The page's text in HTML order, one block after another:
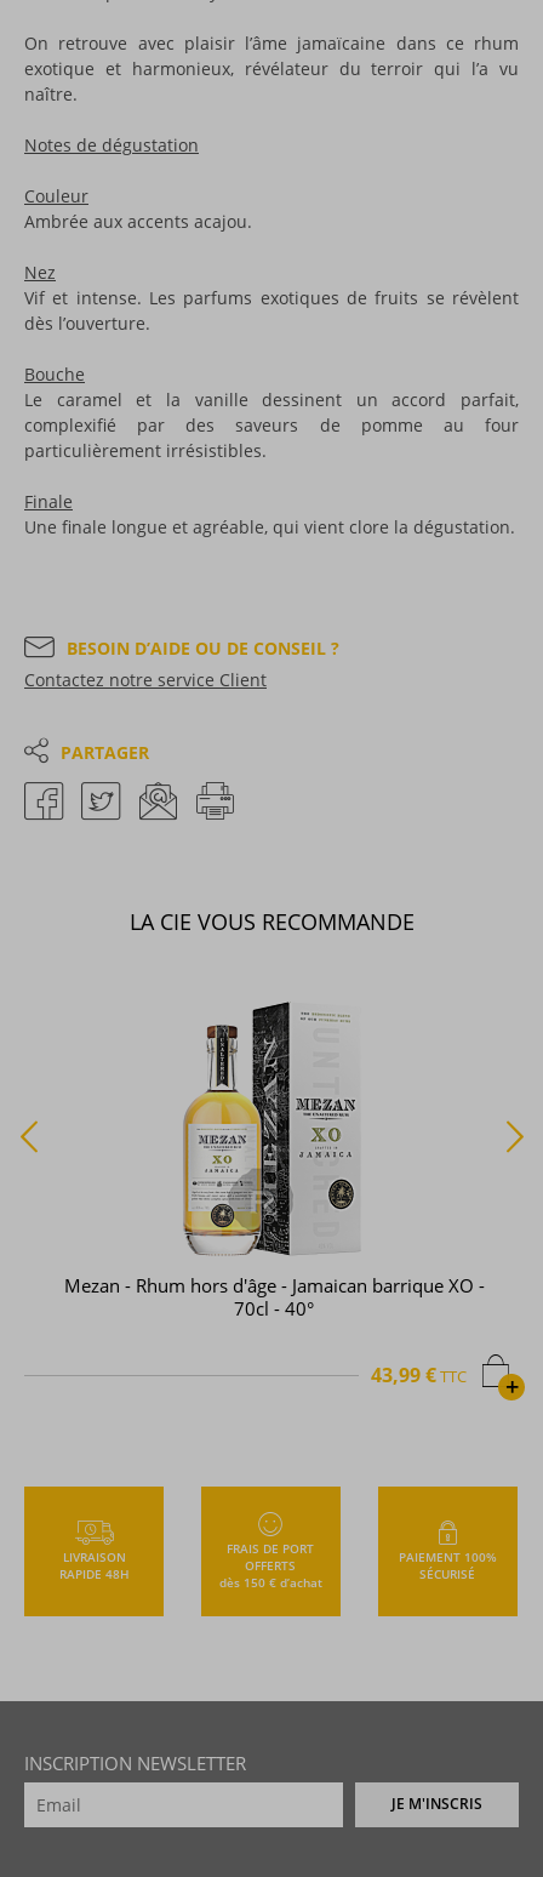
On retrouve avec plaisir l’âme jamaïcaine dans ce rhum
exotique et harmonieux, révélateur du terroir qui l’a vu
naître.
Notes de dégustation
Couleur
Ambrée aux accents acajou.
Nez
Vif et intense. Les parfums exotiques de fruits se révèlent
dès l’ouverture.
Bouche
Le caramel et la vanille dessinent un accord parfait,
complexifié par des saveurs de pomme au four
particulièrement irrésistibles.
Finale
Une finale longue et agréable, qui vient clore la dégustation.
BESOIN D’AIDE OU DE CONSEIL ?
Contactez notre service Client
PARTAGER
LA CIE VOUS RECOMMANDE
Mezan - Rhum hors d'âge - Jamaican barrique XO -
70cl - 40°
+
43,99 €TTC
LIVRAISON
RAPIDE 48H
FRAIS DE PORT
OFFERTS
dès 150 € d’achat
PAIEMENT 100%
SÉCURISÉ
INSCRIPTION NEWSLETTER
JE M'INSCRIS